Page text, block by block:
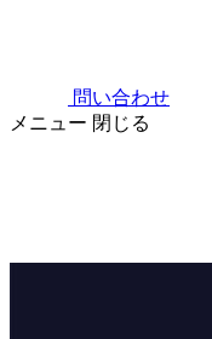
問い合わせ
メニュー 閉じる